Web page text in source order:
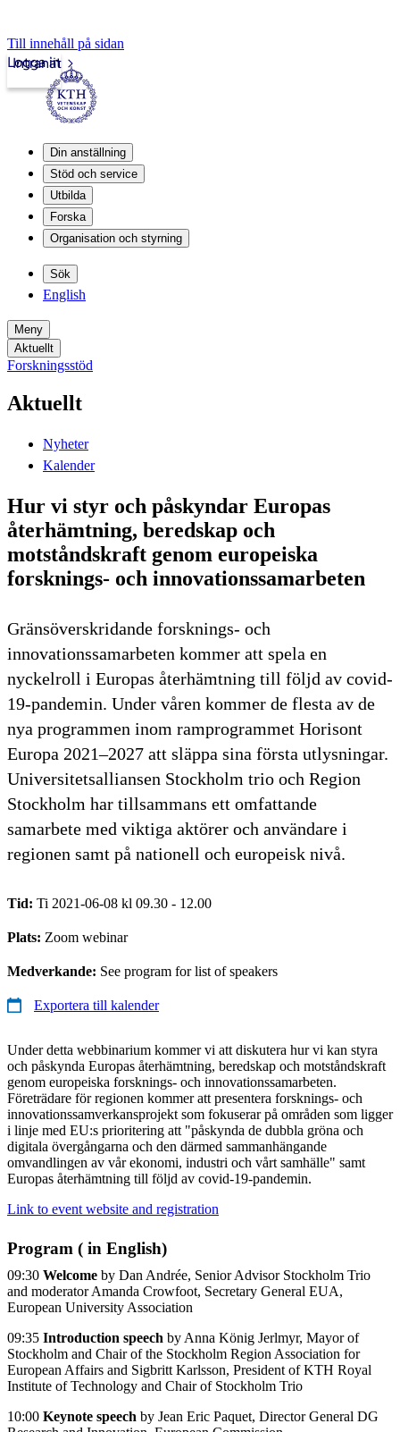
Till innehåll på sidan
Intranät
Logga in
Din anställning
Stöd och service
Utbilda
Forska
Organisation och styrning
Sök
English
Meny
Aktuellt
Forskningsstöd
Aktuellt
Nyheter
Kalender
Hur vi styr och påskyndar Europas
återhämtning, beredskap och
motståndskraft genom europeiska
forsknings- och innovationssamarbeten
Gränsöverskridande forsknings- och
innovationssamarbeten kommer att spela en
nyckelroll i Europas återhämtning till följd av covid-
19-pandemin. Under våren kommer de flesta av de
nya programmen inom ramprogrammet Horisont
Europa 2021–2027 att släppa sina första utlysningar.
Universitetsalliansen Stockholm trio och Region
Stockholm har tillsammans ett omfattande
samarbete med viktiga aktörer och användare i
regionen samt på nationell och europeisk nivå.
Tid: Ti 2021-06-08 kl 09.30 - 12.00
Plats: Zoom webinar
Medverkande: See program for list of speakers
Exportera till kalender
Under detta webbinarium kommer vi att diskutera hur vi kan styra
och påskynda Europas återhämtning, beredskap och motståndskraft
genom europeiska forsknings- och innovationssamarbeten.
Företrädare för regionen kommer att presentera forsknings- och
innovationssamverkansprojekt som fokuserar på områden som ligger
i linje med EU:s prioritering att "påskynda de dubbla gröna och
digitala övergångarna och den därmed sammanhängande
omvandlingen av vår ekonomi, industri och vårt samhälle" samt
Europas återhämtning till följd av covid-19-pandemin.
Link to event website and registration
Program ( in English)
09:30 Welcome by Dan Andrée, Senior Advisor Stockholm Trio
and moderator Amanda Crowfoot, Secretary General EUA,
European University Association
09:35 Introduction speech by Anna König Jerlmyr, Mayor of
Stockholm and Chair of the Stockholm Region Association for
European Affairs and Sigbritt Karlsson, President of KTH Royal
Institute of Technology and Chair of Stockholm Trio
10:00 Keynote speech by Jean Eric Paquet, Director General DG